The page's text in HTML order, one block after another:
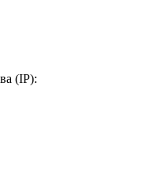
(IP):